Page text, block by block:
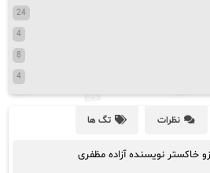
24
4
8
4
نظرات تگ ها
خاکستر نویسنده آزاده مظفری